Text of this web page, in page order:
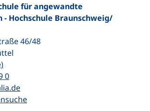
für angewandte
- Hochschule Braunschweig/​
46/48
(externer Link, öffnet neues Fenster)
0(startet einen Telefonanruf, wenn Ihr
(öffnet Ihr E-Mail-Programm)